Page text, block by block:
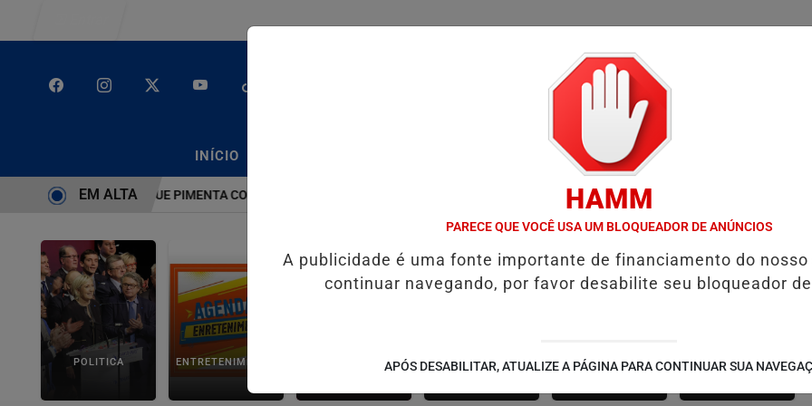
INÍCIO COLUNAS / EMPREGOS
CALDAS E CAIQUE PIMENTA COM O MELHOR DO AXÉ DAS ANTIGAS NESTE SÁBADO CAVALGADA “O SISTEMA É BRUTO”
EM ALTA
POLITICA ENTRETENIMENTO SALVADOR AQUI! SÃO JOÃO 2.6
NOTÍCIAS
FUTEBOL
HAMM
PARECE QUE VOCÊ USA UM BLOQUEADOR DE ANÚNCIOS
A publicidade é uma fonte importante de financiamento do nosso
continuar navegando, por favor desabilite seu bloqueador
APÓS DESABILITAR, ATUALIZE A PÁGINA PARA CONTINUAR SUA